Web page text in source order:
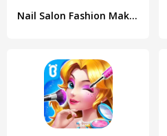
Nail Salon Fashion Makeup Game